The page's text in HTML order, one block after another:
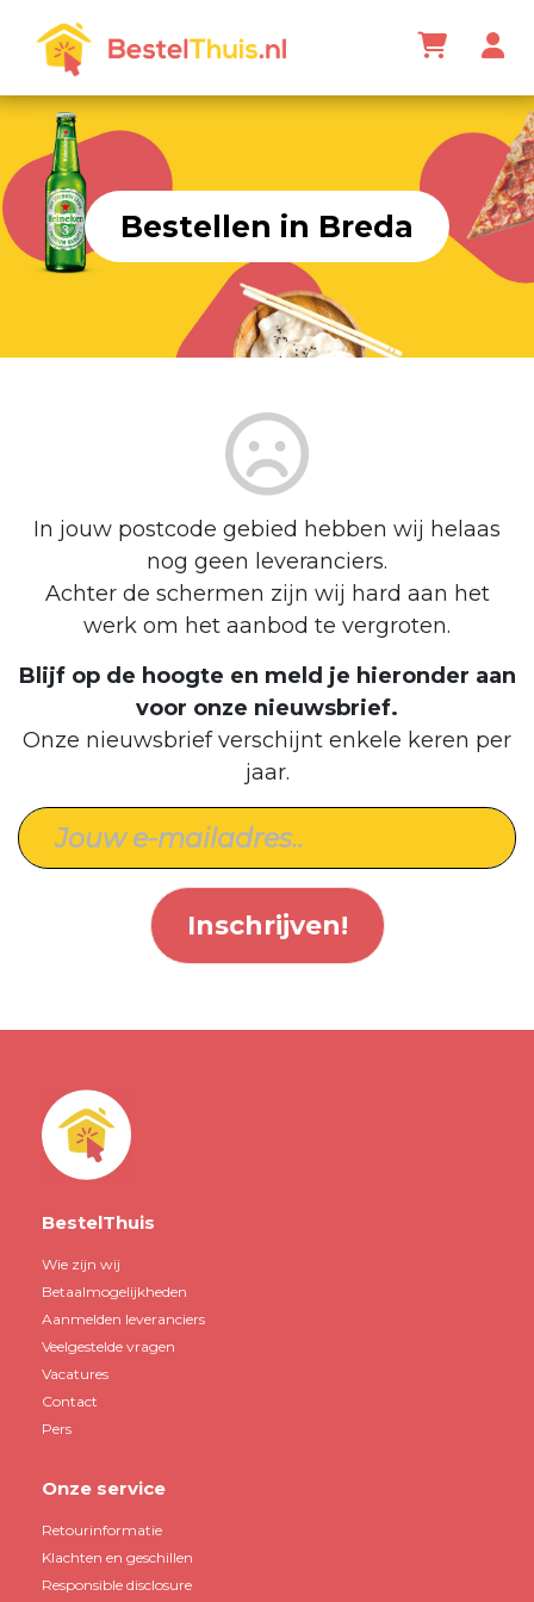
Bestellen in Breda
In jouw postcode gebied hebben wij helaas
nog geen leveranciers.
Achter de schermen zijn wij hard aan het
werk om het aanbod te vergroten.
Blijf op de hoogte en meld je hieronder aan
voor onze nieuwsbrief.
Onze nieuwsbrief verschijnt enkele keren per
jaar.
Inschrijven!
BestelThuis
Wie zijn wij
Betaalmogelijkheden
Aanmelden leveranciers
Veelgestelde vragen
Vacatures
Contact
Pers
Onze service
Retourinformatie
Klachten en geschillen
Responsible disclosure